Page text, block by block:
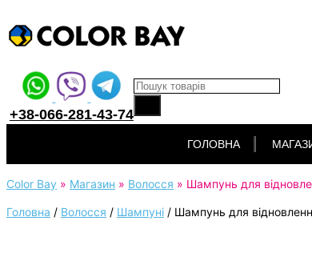
+38-066-281-43-74
Products search
вмісту
ГОЛОВНА
Color Bay » Магазин » Волосся » Шампунь для
Головна / Волосся / Шампуні / Шампунь для